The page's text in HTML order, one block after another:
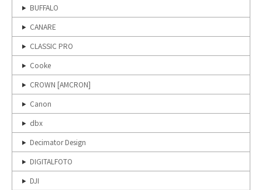
BUFFALO
CANARE
CLASSIC PRO
Cooke
CROWN [AMCRON]
Canon
dbx
Decimator Design
DIGITALFOTO
DJI